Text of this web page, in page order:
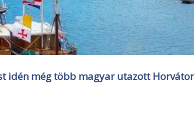
idén még több magyar utazott